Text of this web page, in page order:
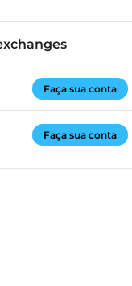
Faça sua conta
Faça sua conta